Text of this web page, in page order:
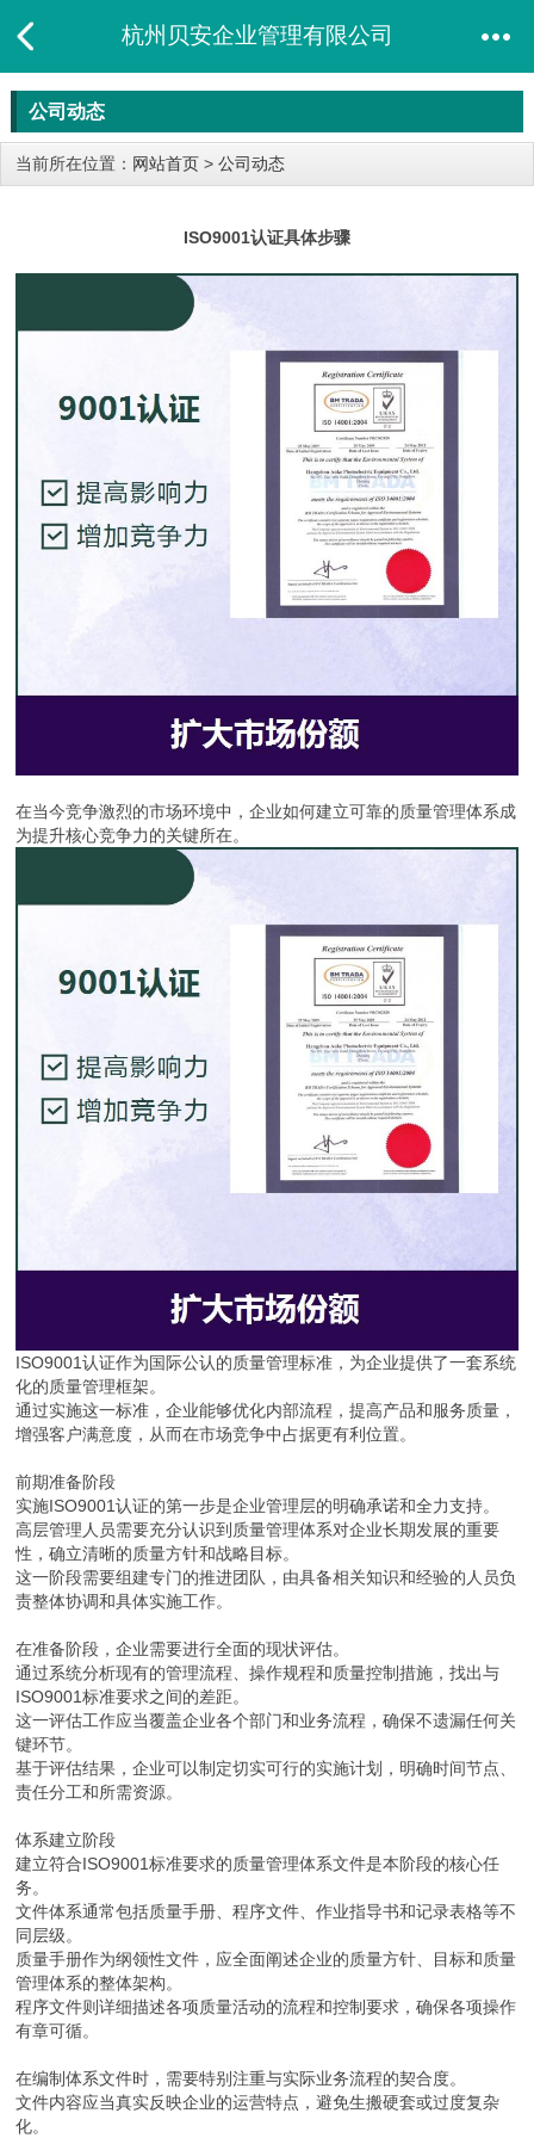
杭州贝安企业管理有限公司
公司动态
当前所在位置： 网站首页 > 公司动态
ISO9001认证具体步骤
在当今竞争激烈的市场环境中，企业如何建立可靠的质量管理体系成
为提升核心竞争力的关键所在。
ISO9001认证作为国际公认的质量管理标准，为企业提供了一套系统
化的质量管理框架。
通过实施这一标准，企业能够优化内部流程，提高产品和服务质量，
增强客户满意度，从而在市场竞争中占据更有利位置。
前期准备阶段
实施ISO9001认证的第一步是企业管理层的明确承诺和全力支持。
高层管理人员需要充分认识到质量管理体系对企业长期发展的重要
性，确立清晰的质量方针和战略目标。
这一阶段需要组建专门的推进团队，由具备相关知识和经验的人员负
责整体协调和具体实施工作。
在准备阶段，企业需要进行全面的现状评估。
通过系统分析现有的管理流程、操作规程和质量控制措施，找出与
ISO9001标准要求之间的差距。
这一评估工作应当覆盖企业各个部门和业务流程，确保不遗漏任何关
键环节。
基于评估结果，企业可以制定切实可行的实施计划，明确时间节点、
责任分工和所需资源。
体系建立阶段
建立符合ISO9001标准要求的质量管理体系文件是本阶段的核心任
务。
文件体系通常包括质量手册、程序文件、作业指导书和记录表格等不
同层级。
质量手册作为纲领性文件，应全面阐述企业的质量方针、目标和质量
管理体系的整体架构。
程序文件则详细描述各项质量活动的流程和控制要求，确保各项操作
有章可循。
在编制体系文件时，需要特别注重与实际业务流程的契合度。
文件内容应当真实反映企业的运营特点，避免生搬硬套或过度复杂
化。